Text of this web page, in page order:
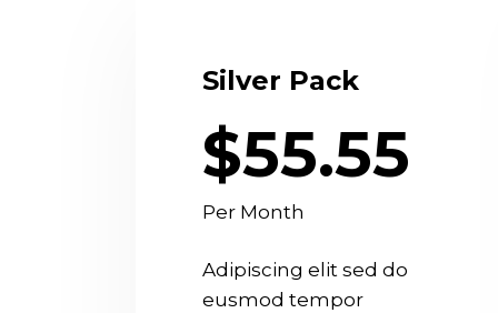
Silver Pack
$55.55
Per Month
Adipiscing elit sed do
eusmod tempor